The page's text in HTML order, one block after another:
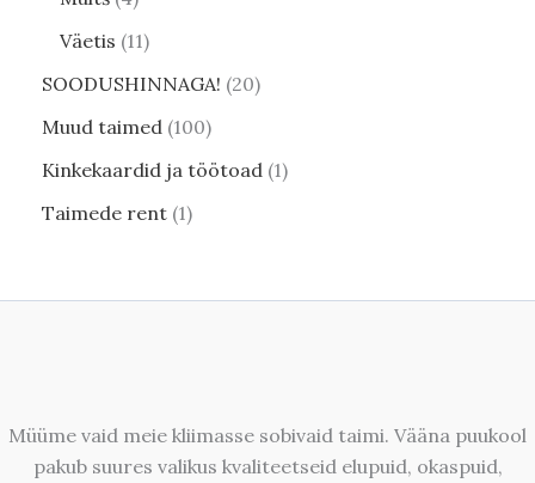
Väetis 11
SOODUSHINNAGA! 20
Muud taimed 100
Kinkekaardid ja töötoad 1
Taimede rent 1
Müüme vaid meie kliimasse sobivaid taimi. Vääna puukool
pakub suures valikus kvaliteetseid elupuid, okaspuid,